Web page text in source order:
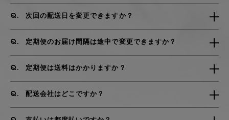
次回の配送日を変更できますか？
定期便のお届け間隔は途中で変更できますか？
定期便は送料はかかりますか？
配送会社はどこですか？